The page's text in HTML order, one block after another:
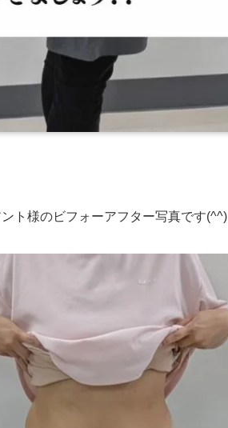
ト様のビフォーアフター写真です(^^)